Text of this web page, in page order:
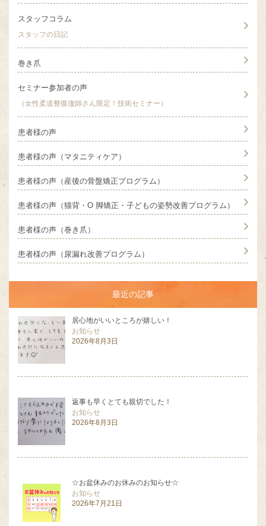
スタッフコラム
スタッフの日記
巻き爪
セミナー参加者の声
（女性柔道整復復師さん限定！技術セミナー）
患者様の声
患者様の声（マタニティケア）
患者様の声（産後の骨盤矯正プログラム）
患者様の声（猫背・O 脚矯正・子どもの姿勢改善プログラム）
患者様の声（巻き爪）
患者様の声（尿漏れ改善プログラム）
最近の記事
居心地がいいところが嬉しい！
お知らせ
2026年8月3日
返事も早くとても親切でした！
お知らせ
2026年8月3日
☆お盆休みのお休みのお知らせ☆
お知らせ
2026年7月21日